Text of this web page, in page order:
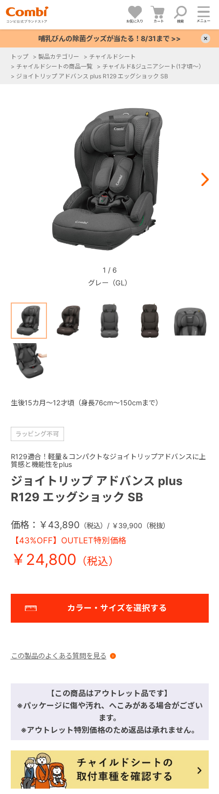
お気に入り カート 検索 メニュー
哺乳びんの除菌グッズが当たる！8/31まで >>
トップ > 製品カテゴリー > チャイルドシート
> チャイルドシートの商品一覧 > チャイルド&ジュニアシート(1才頃～）
> ジョイトリップ アドバンス plus R129 エッグショック SB
グレー（GL）
1 / 6
ジョイトリップ アドバンス plus
R129 エッグショック SB
R129適合！軽量＆コンパクトなジョイトリップアドバンスに上
質感と機能性をplus
【43%OFF】OUTLET特別価格
￥24,800
価格：￥43,890 （税込）/ ￥39,900（税抜）
カラー・サイズを選択する
この製品のよくある質問を見る
【この商品はアウトレット品です】
※パッケージに傷や汚れ、へこみがある場合がござい
ます。
※アウトレット特別価格のため返品は承れません。
生後15カ月～12才頃（身長76cm～150cmまで）